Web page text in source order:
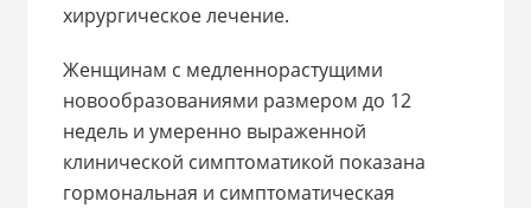
хирургическое лечение.
Женщинам с медленнорастущими
новообразованиями размером до 12
недель и умеренно выраженной
клинической симптоматикой показана
гормональная и симптоматическая